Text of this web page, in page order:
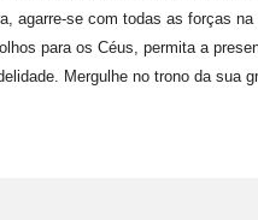
agarre-se com todas as forças
para os Céus, permita a
Mergulhe no trono da sua